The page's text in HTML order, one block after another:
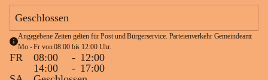
Geschlossen
Angegebene Zeiten gelten für Post und Bürgerservice. Parteienverkehr Gemeindeamt
Mo - Fr von 08:00 bis 12:00 Uhr.
FR 08:00 - 12:00
14:00
- 17:00